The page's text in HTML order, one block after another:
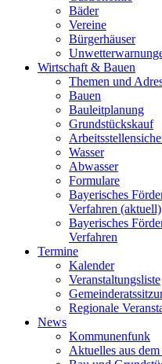
Bäder
Vereine
Bürgerhäuser
Wirtschaft & Bauen
Themen und
Bauen
Bauleitplanung
Grundstückskauf
Wasser
Abwasser
Formulare
Bayerisches
Verfahren (aktuell)
Bayerisches
Verfahren
Termine
Kalender
Veranstaltungsliste
Regionale
News
Kommunenfunk
Aktuelles aus dem